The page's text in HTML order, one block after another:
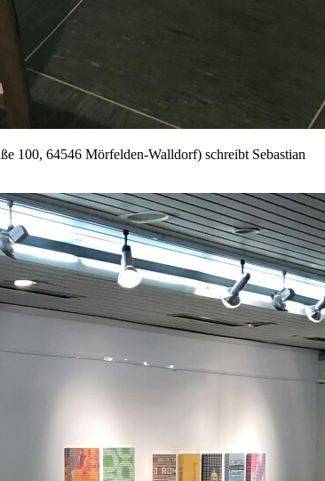
100, 64546 Mörfelden-Walldorf) schreibt Sebastian